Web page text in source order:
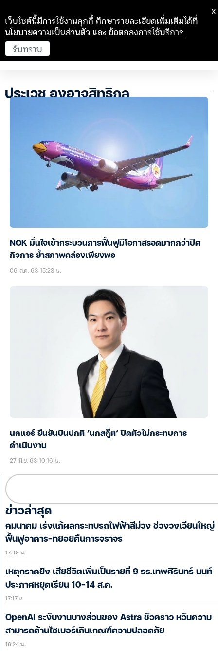
ประเวช องอาจสิทธิกุล
NOK มั่นใจเข้ากระบวนการฟื้นฟูมีโอกาสรอดมากกว่าปิด
กิจการ ย้ำสภาพคล่องเพียงพอ
06 ส.ค. 63 15:23 น.
นกแอร์ ยืนยันบินปกติ ‘นกสกู๊ต’ ปิดตัวไม่กระทบการ
ดำเนินงาน
27 มิ.ย. 63 10:16 น.
ข่าวล่าสุด
คมนาคม เร่งแก้ผลกระทบรถไฟฟ้าสีม่วง ช่วงวงเวียนใหญ่
ฟื้นฟูอาคาร-ทยอยคืนการจราจร
17:49 น.
เหตุกราดยิง เสียชีวิตเพิ่มเป็นรายที่ 9 รร.เทพศิรินทร์ นนท์
ประกาศหยุดเรียน 10-14 ส.ค.
17:17 น.
OpenAI ระงับงานบางส่วนของ Astra ชั่วคราว หวั่นความ
สามารถด้านไซเบอร์เกินเกณฑ์ความปลอดภัย
16:24 น.
เว็บไซต์นี้มีการใช้งานคุกกี้ ศึกษารายละเอียดเพิ่มเติมได้ที่
นโยบายความเป็นส่วนตัว และข้อตกลงการใช้บริการ
รับทราบ
X